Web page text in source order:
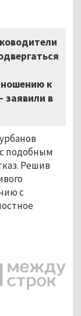
к
заявили в
подобным
Решив
с